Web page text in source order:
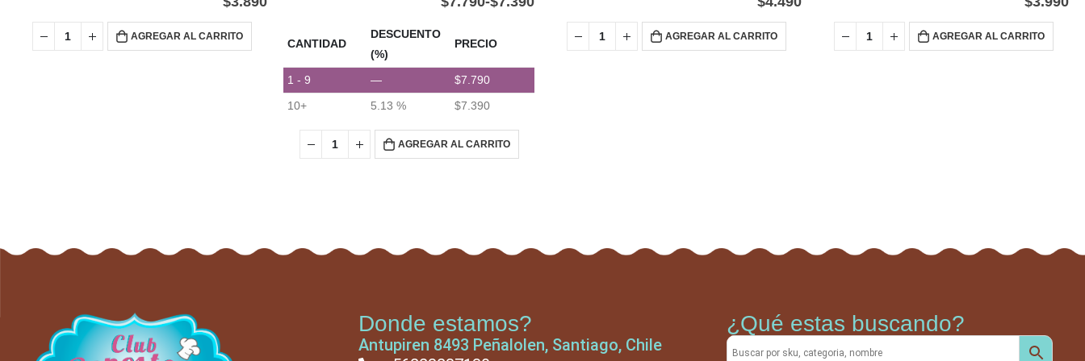
AGREGAR AL CARRITO
CANTIDAD
DESCUENTO
(%)
PRECIO
1 - 9 — $7.790
10+
5.13 % $7.390
AGREGAR AL CARRITO
AGREGAR AL CARRITO AGREGAR AL CARRITO
Donde estamos?
Antupiren 8493 Peñalolen, Santiago, Chile
¿Qué estas buscando?